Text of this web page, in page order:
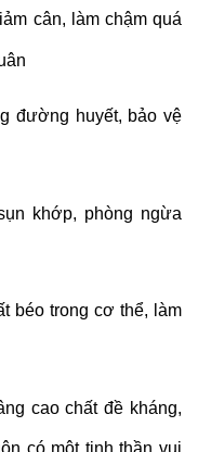
cân, làm chậm quá
đường huyết, bảo vệ
khớp, phòng ngừa
béo trong cơ thể, làm
cao chất đề kháng,